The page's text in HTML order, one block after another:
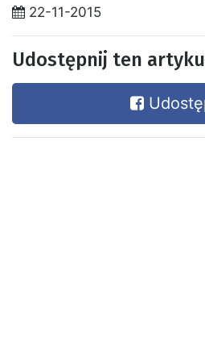
22-11-2015
Udostępnij ten